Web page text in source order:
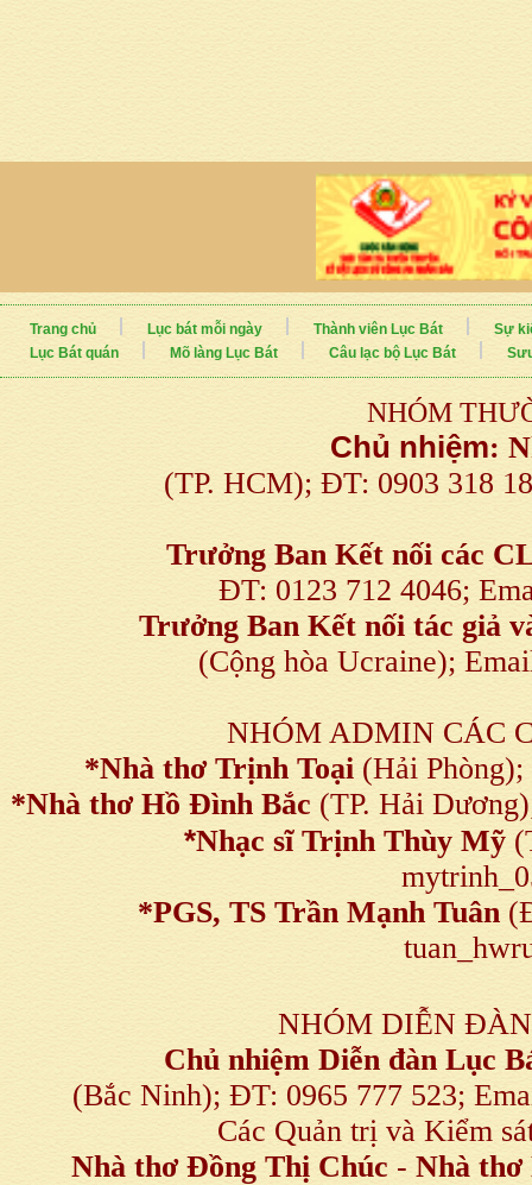
Trang chủ Lục bát mỗi ngày Thành viên Lục Bát
Sự
Lục Bát quán
Mõ làng Lục Bát Câu lạc bộ Lục Bát
NHÓM
Chủ nhiệm:
(TP. HCM); ĐT: 0903 318
Trưởng Ban Kết nối các
ĐT: 0123 712 4046;
Trưởng Ban Kết nối tác giả
(Cộng hòa Ucraine);
NHÓM ADMIN CÁC
*Nhà thơ Trịnh Toại (Hải
*Nhà thơ Hồ Đình Bắc (TP. Hải
*Nhạc sĩ Trịnh Thùy Mỹ
*PGS, TS Trần Mạnh Tuân
NHÓM DIỄN
Chủ nhiệm Diễn đàn Lục
(Bắc Ninh); ĐT: 0965 777 523;
Các Quản trị và Kiểm
Nhà thơ Đồng Thị Chúc - Nhà thơ